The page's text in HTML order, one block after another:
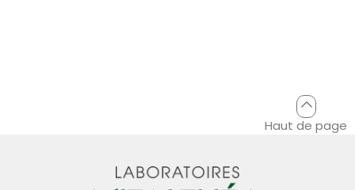
Haut de page